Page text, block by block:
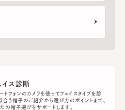
イス診断
トフォンのカメラを使ってフェイスタイプを診
合う帽子のご紹介から選び方のポイントまで、
の帽子選びをサポートします。